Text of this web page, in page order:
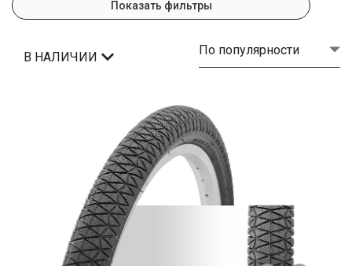
Показать фильтры
В НАЛИЧИИ По популярности